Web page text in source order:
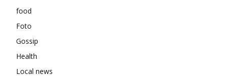
food
Foto
Gossip
Health
Local news